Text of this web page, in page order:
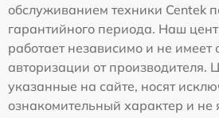
обслуживанием техники Centek
гарантийного периода. Наш
работает независимо и не
авторизации от производителя.
указанные на сайте, носят
ознакомительный характер и не